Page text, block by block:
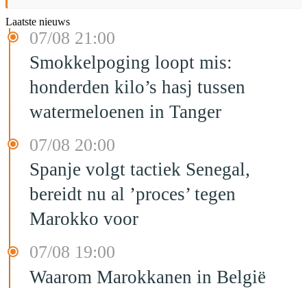
Laatste nieuws
07/08 21:00
Smokkelpoging loopt mis:
honderden kilo’s hasj tussen
watermeloenen in Tanger
07/08 20:00
Spanje volgt tactiek Senegal,
bereidt nu al ’proces’ tegen
Marokko voor
07/08 19:00
Waarom Marokkanen in België